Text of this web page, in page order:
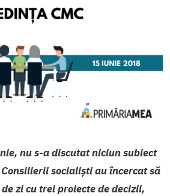
nu s-a discutat niciun subiect
socialiști au încercat să
zi cu trei proiecte de decizii,